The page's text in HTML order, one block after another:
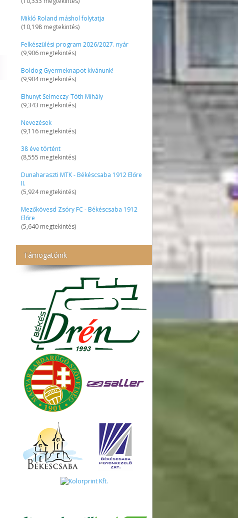
Mikló Roland máshol folytatja
(10,198 megtekintés)
Felkészülési program 2026/2027. nyár
(9,906 megtekintés)
Boldog Gyermeknapot kívánunk!
(9,904 megtekintés)
Elhunyt Selmeczy-Tóth Mihály
(9,343 megtekintés)
Nevezések
(9,116 megtekintés)
38 éve történt
(8,555 megtekintés)
Dunaharaszti MTK - Békéscsaba 1912 Előre
II.
(5,924 megtekintés)
Mezőkövesd Zsóry FC - Békéscsaba 1912
Előre
(5,640 megtekintés)
Támogatóink